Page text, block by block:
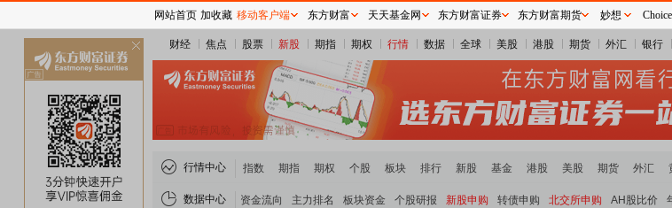
财经 焦点 股票 新股 期指 期权 行情 数据 全球 美股 港股 期货 外汇 银行
行情中心 指数 期指 期权 个股 板块 排行 新股 基金 港股 美股 期货 外汇
数据中心 资金流向 主力排名 板块资金 个股研报 新股申购 转债申购 北交所申购 AH股比价
网站首页 加收藏 移动客户端 东方财富 天天基金网 东方财富证券 东方财富期货 妙想
关